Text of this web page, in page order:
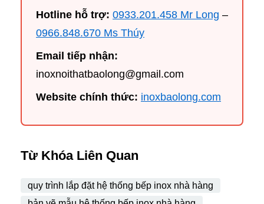
Hotline hỗ trợ: 0933.201.458 Mr Long –
0966.848.670 Ms Thúy
Email tiếp nhận:
inoxnoithatbaolong@gmail.com
Website chính thức: inoxbaolong.com
Từ Khóa Liên Quan
quy trình lắp đặt hệ thống bếp inox nhà hàng